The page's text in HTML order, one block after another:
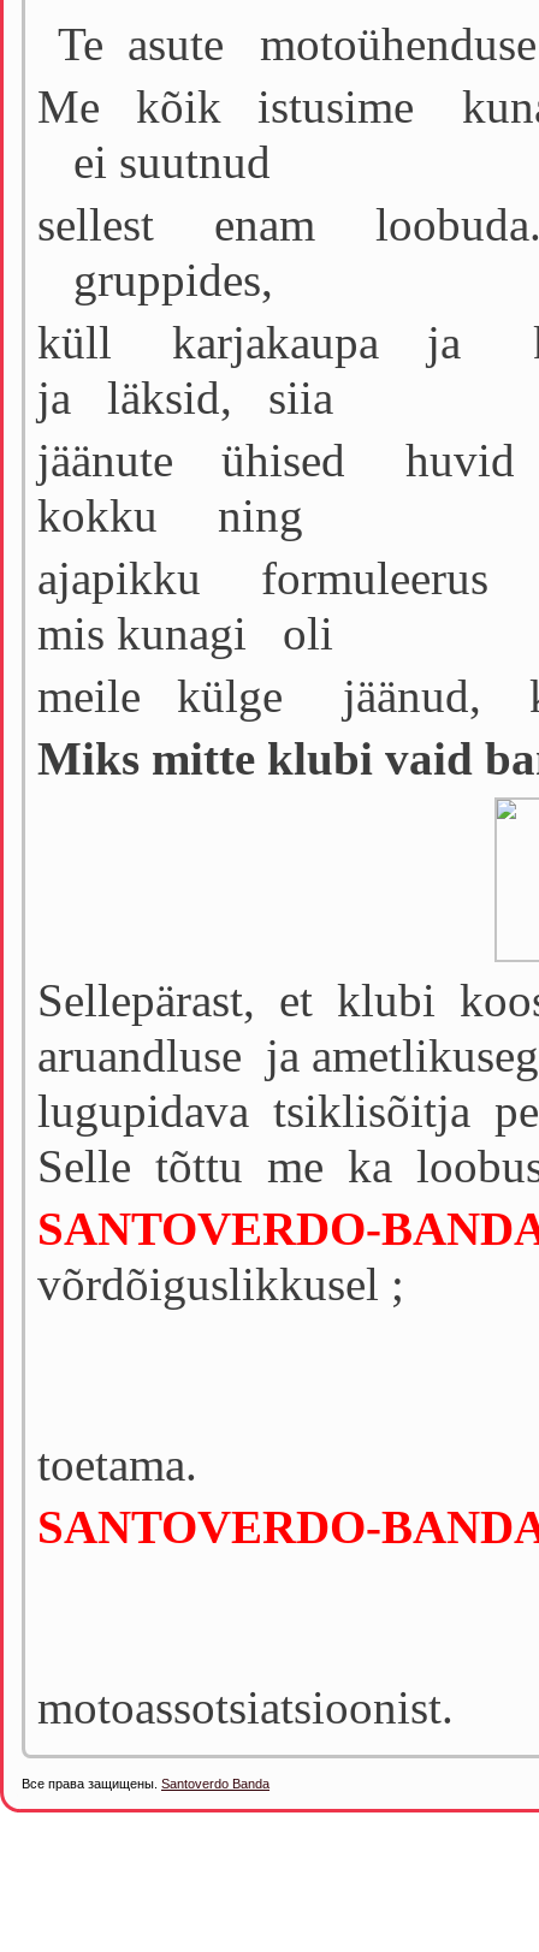
Te asute
Me kõik istusime
ei suutnud
sellest enam
gruppides,
küll karjakaupa ja
ja läksid, siia
jäänute ühised
kokku ning
ajapikku
mis kunagi oli
meile külge jäänud,
Miks mitte klubi
Sellepärast, et klubi
aruandluse ja
lugupidava tsiklisõitja
Selle tõttu me ka
SANTOVERDO-
võrdõiguslikkusel ;
toetama.
SANTOVERDO-
motoassotsiatsioonist.
Все права защищены. Santoverdo Banda